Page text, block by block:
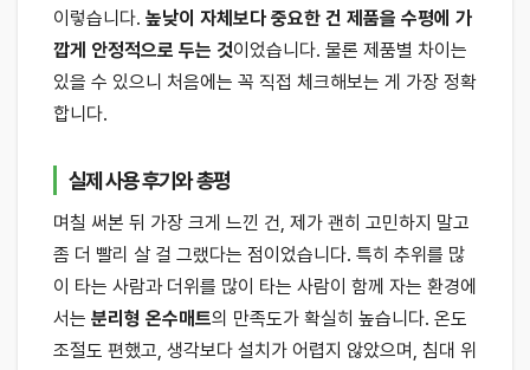
이렇습니다. 높낮이 자체보다 중요한 건 제품을 수평에 가
깝게 안정적으로 두는 것이었습니다. 물론 제품별 차이는
있을 수 있으니 처음에는 꼭 직접 체크해보는 게 가장 정확
합니다.
실제 사용 후기와 총평
며칠 써본 뒤 가장 크게 느낀 건, 제가 괜히 고민하지 말고
좀 더 빨리 살 걸 그랬다는 점이었습니다. 특히 추위를 많
이 타는 사람과 더위를 많이 타는 사람이 함께 자는 환경에
서는 분리형 온수매트의 만족도가 확실히 높습니다. 온도
조절도 편했고, 생각보다 설치가 어렵지 않았으며, 침대 위